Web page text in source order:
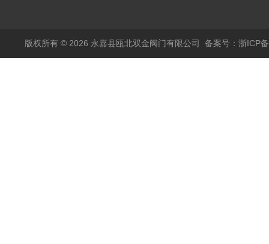
版权所有 © 2026 永嘉县瓯北双金阀门有限公司 备案号：浙ICP